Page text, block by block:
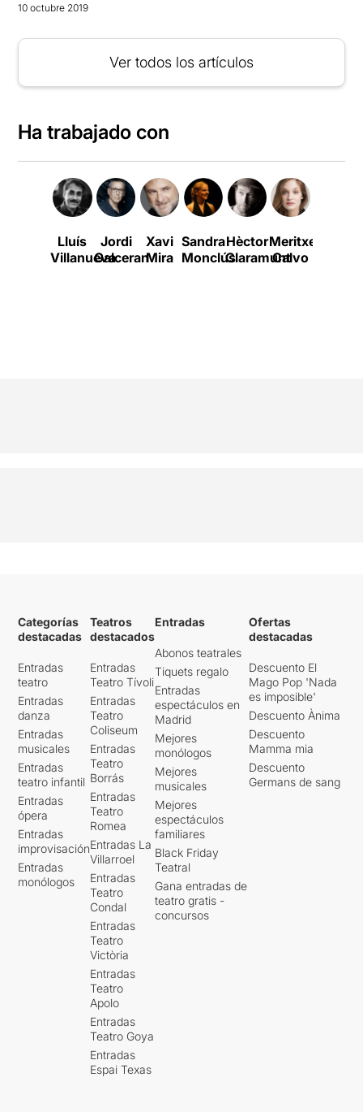
10 octubre 2019
Ver todos los artículos
Ha trabajado con
Lluís
Villanueva
Jordi
Galceran
Xavi
Mira
Sandra
Monclús
Hèctor
Claramunt
Meritxell
Calvo
Montse
Categorías
destacadas
Entradas
teatro
Entradas
danza
Entradas
musicales
Entradas
teatro infantil
Entradas
ópera
Entradas
improvisación
Entradas
monólogos
Teatros
destacados
Entradas
Teatro Tívoli
Entradas
Teatro
Coliseum
Entradas
Teatro
Borrás
Entradas
Teatro
Romea
Entradas La
Villarroel
Entradas
Teatro
Condal
Entradas
Teatro
Victòria
Entradas
Teatro
Apolo
Entradas
Teatro Goya
Entradas
Espai Texas
Entradas
Abonos teatrales
Tiquets regalo
Entradas
espectáculos en
Madrid
Mejores
monólogos
Mejores
musicales
Mejores
espectáculos
familiares
Black Friday
Teatral
Gana entradas de
teatro gratis -
concursos
Ofertas
destacadas
Descuento El
Mago Pop 'Nada
es imposible'
Descuento Ànima
Descuento
Mamma mia
Descuento
Germans de sang